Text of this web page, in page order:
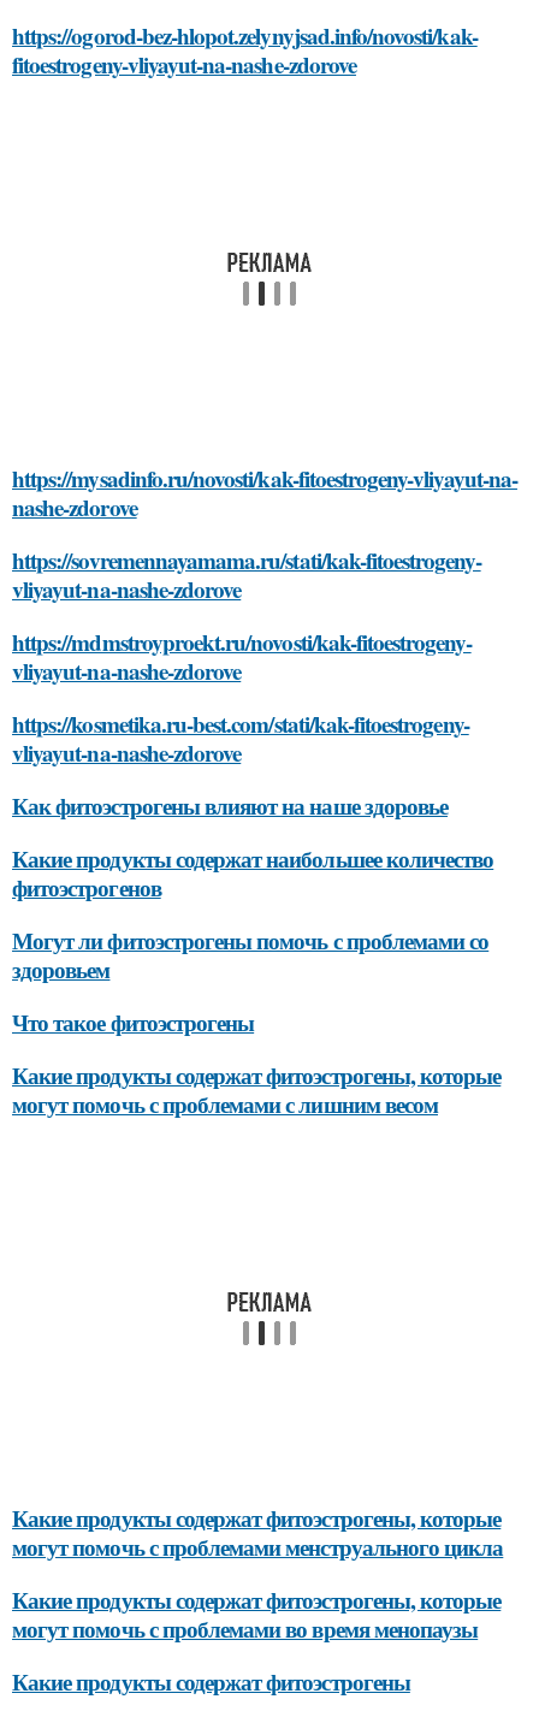
https://ogorod-bez-hlopot.zelynyjsad.info/novosti/kak-
fitoestrogeny-vliyayut-na-nashe-zdorove
https://mysadinfo.ru/novosti/kak-fitoestrogeny-vliyayut-na-
nashe-zdorove
https://sovremennayamama.ru/stati/kak-fitoestrogeny-
vliyayut-na-nashe-zdorove
https://mdmstroyproekt.ru/novosti/kak-fitoestrogeny-
vliyayut-na-nashe-zdorove
https://kosmetika.ru-best.com/stati/kak-fitoestrogeny-
vliyayut-na-nashe-zdorove
Как фитоэстрогены влияют на наше здоровье
Какие продукты содержат наибольшее количество
фитоэстрогенов
Могут ли фитоэстрогены помочь с проблемами со
здоровьем
Что такое фитоэстрогены
Какие продукты содержат фитоэстрогены, которые
могут помочь с проблемами с лишним весом
Какие продукты содержат фитоэстрогены, которые
могут помочь с проблемами менструального цикла
Какие продукты содержат фитоэстрогены, которые
могут помочь с проблемами во время менопаузы
Какие продукты содержат фитоэстрогены